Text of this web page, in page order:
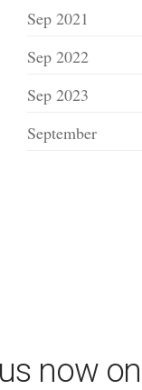
Sep 2021
Sep 2022
Sep 2023
September
now on